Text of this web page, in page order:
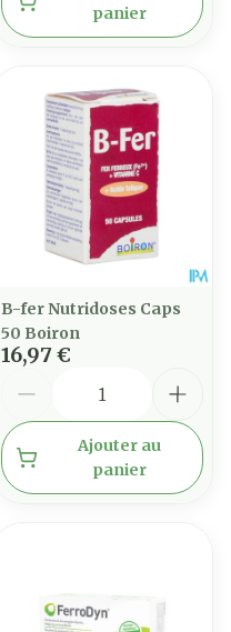
panier
B-fer Nutridoses Caps
50 Boiron
16,97 €
Ajouter au
panier